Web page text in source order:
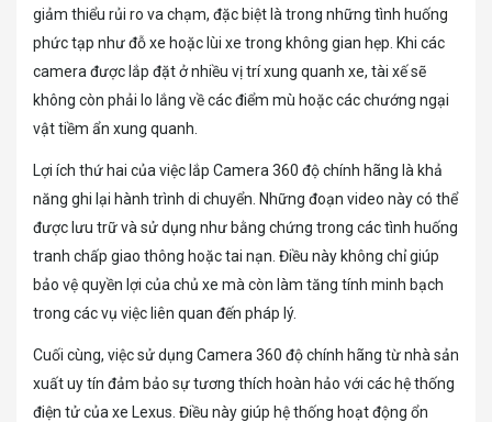
giảm thiểu rủi ro va chạm, đặc biệt là trong những tình huống
phức tạp như đỗ xe hoặc lùi xe trong không gian hẹp. Khi các
camera được lắp đặt ở nhiều vị trí xung quanh xe, tài xế sẽ
không còn phải lo lắng về các điểm mù hoặc các chướng ngại
vật tiềm ẩn xung quanh.
Lợi ích thứ hai của việc lắp Camera 360 độ chính hãng là khả
năng ghi lại hành trình di chuyển. Những đoạn video này có thể
được lưu trữ và sử dụng như bằng chứng trong các tình huống
tranh chấp giao thông hoặc tai nạn. Điều này không chỉ giúp
bảo vệ quyền lợi của chủ xe mà còn làm tăng tính minh bạch
trong các vụ việc liên quan đến pháp lý.
Cuối cùng, việc sử dụng Camera 360 độ chính hãng từ nhà sản
xuất uy tín đảm bảo sự tương thích hoàn hảo với các hệ thống
điện tử của xe Lexus. Điều này giúp hệ thống hoạt động ổn